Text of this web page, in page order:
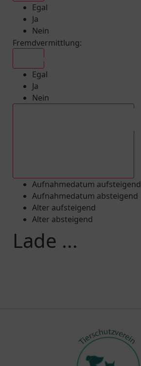
Egal
Ja
Nein
Fremdvermittlung:
Egal
Ja
Nein
Aufnahmedatum aufsteigend
Aufnahmedatum absteigend
Alter aufsteigend
Alter absteigend
Lade ...